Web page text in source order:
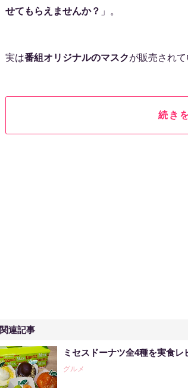
せてもらえませんか？ 」。
実は番組オリジナルのマスクが販売され
続き
関連記事
ミセスドーナツ全4種を実食レ
グルメ